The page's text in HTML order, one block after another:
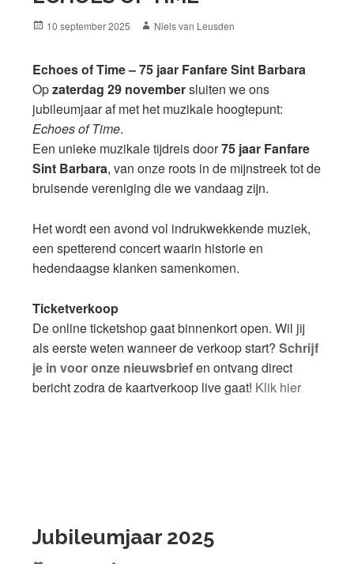
Posted
10 september 2025 Author
Niels van Leusden
Echoes of Time – 75 jaar Fanfare Sint Barbara
Opzaterdag 29 novembersluiten we ons
jubileumjaar af met het muzikale hoogtepunt:
Echoes of Time.
Een unieke muzikale tijdreis door75 jaar Fanfare
Sint Barbara, van onze roots in de mijnstreek tot de
bruisende vereniging die we vandaag zijn.
Het wordt een avond vol indrukwekkende muziek,
een spetterend concert waarin historie en
hedendaagse klanken samenkomen.
Ticketverkoop
De online ticketshop gaat binnenkort open. Wil jij
als eerste weten wanneer de verkoop start? Schrijf
je in voor onze nieuwsbriefen ontvang direct
bericht zodra de kaartverkoop live gaat! Klik hier
Jubileumjaar 2025